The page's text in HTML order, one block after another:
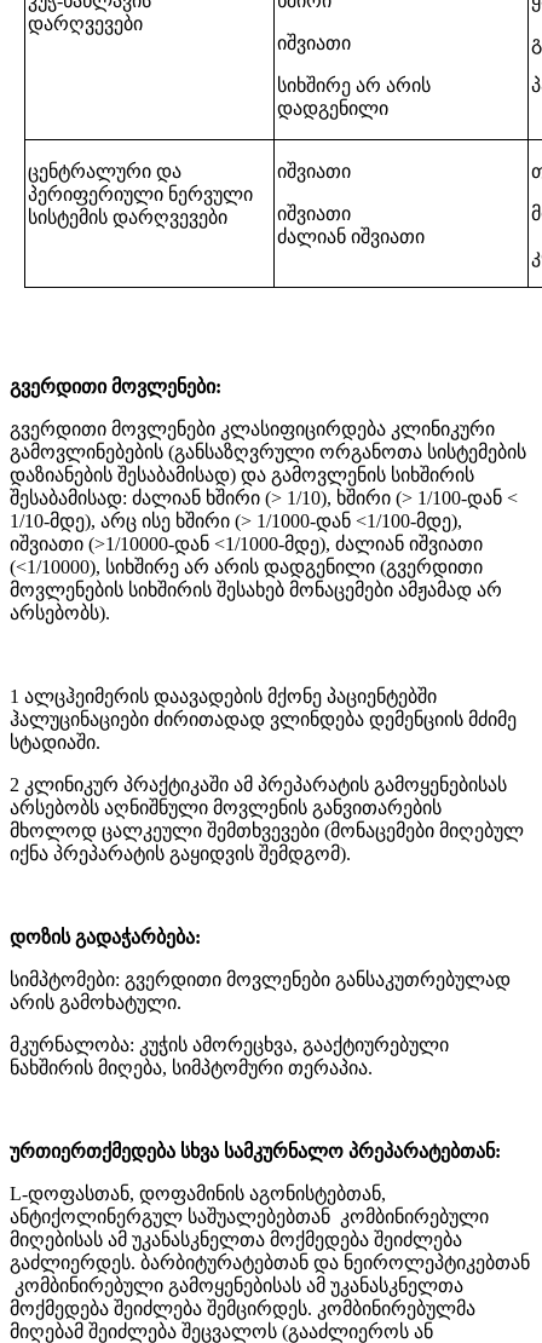
დარღვევები
იშვიათი
სიხშირე არ არის
დადგენილი
ცენტრალური და
პერიფერიული ნერვული
სისტემის დარღვევები
იშვიათი
იშვიათი
ძალიან იშვიათი
გვერდითი მოვლენები:
გვერდითი მოვლენები კლასიფიცირდება კლინიკური
გამოვლინებების (განსაზღვრული ორგანოთა სისტემების
დაზიანების შესაბამისად) და გამოვლენის სიხშირის
შესაბამისად: ძალიან ხშირი (> 1/10), ხშირი (> 1/100-დან <
1/10-მდე), არც ისე ხშირი (> 1/1000-დან <1/100-მდე),
იშვიათი (>1/10000-დან <1/1000-მდე), ძალიან იშვიათი
(<1/10000), სიხშირე არ არის დადგენილი (გვერდითი
მოვლენების სიხშირის შესახებ მონაცემები ამჟამად არ
არსებობს).
1 ალცჰეიმერის დაავადების მქონე პაციენტებში
ჰალუცინაციები ძირითადად ვლინდება დემენციის მძიმე
სტადიაში.
2 კლინიკურ პრაქტიკაში ამ პრეპარატის გამოყენებისას
არსებობს აღნიშნული მოვლენის განვითარების
მხოლოდ ცალკეული შემთხვევები (მონაცემები მიღებულ
იქნა პრეპარატის გაყიდვის შემდგომ).
დოზის გადაჭარბება:
სიმპტომები: გვერდითი მოვლენები განსაკუთრებულად
არის გამოხატული.
მკურნალობა: კუჭის ამორეცხვა, გააქტიურებული
ნახშირის მიღება, სიმპტომური თერაპია.
ურთიერთქმედება სხვა სამკურნალო პრეპარატებთან:
L-დოფასთან, დოფამინის აგონისტებთან,
ანტიქოლინერგულ საშუალებებთან კომბინირებული
მიღებისას ამ უკანასკნელთა მოქმედება შეიძლება
გაძლიერდეს. ბარბიტურატებთან და ნეიროლეპტიკებთან
კომბინირებული გამოყენებისას ამ უკანასკნელთა
მოქმედება შეიძლება შემცირდეს. კომბინირებულმა
მიღებამ შეიძლება შეცვალოს (გააძლიეროს ან